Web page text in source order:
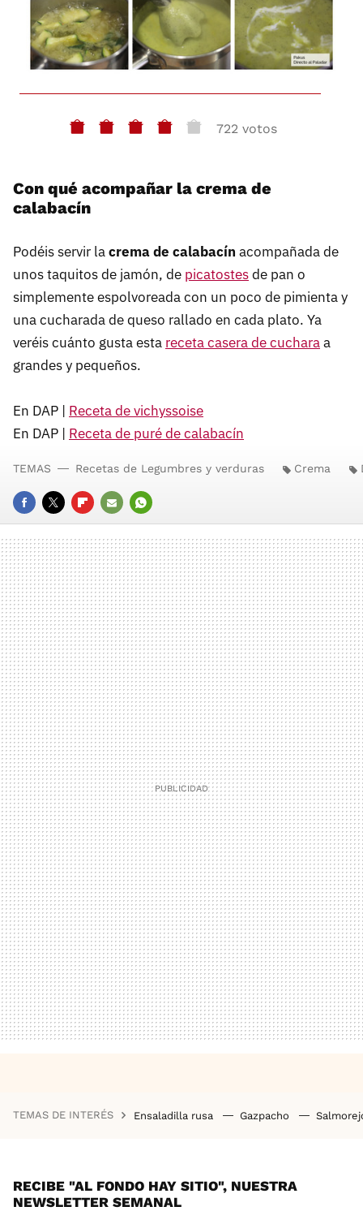
722 votos
Con qué acompañar la crema de
calabacín
Podéis servir lacrema de calabacín acompañada de
unos taquitos de jamón, de picatostesde pan o
simplemente espolvoreada con un poco de pimienta y
una cucharada de queso rallado en cada plato. Ya
veréis cuánto gusta esta receta casera de cucharaa
grandes y pequeños.
En DAP | Receta de vichyssoise
En DAP | Receta de puré de calabacín
FACEBOOK
TWITTERFLIPBOARD
E-
MAIL
WHATSAPP
TEMAS Recetas de Legumbres y verduras Crema
TEMAS DE INTERÉS Ensaladilla rusa Gazpacho
RECIBE "AL FONDO HAY SITIO", NUESTRA
NEWSLETTER SEMANAL